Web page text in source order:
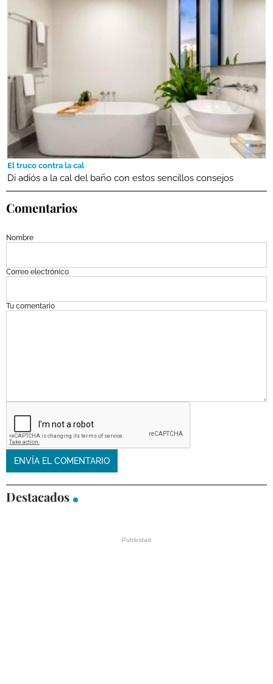
El truco contra la cal
Di adiós a la cal del baño con estos sencillos consejos
Comentarios
Nombre
Correo electrónico
Tu comentario
Destacados